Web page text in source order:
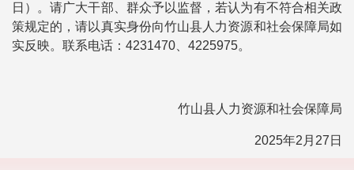
日）。请广大干部、群众予以监督，若认为有不符合相关政
策规定的，请以真实身份向竹山县人力资源和社会保障局如
实反映。联系电话：4231470、4225975。
竹山县人力资源和社会保障局
2025年2月27日